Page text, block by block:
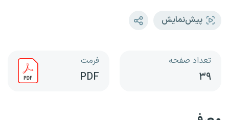
پیش‌نمایش
تعداد صفحه
۳۹
فرمت
PDF